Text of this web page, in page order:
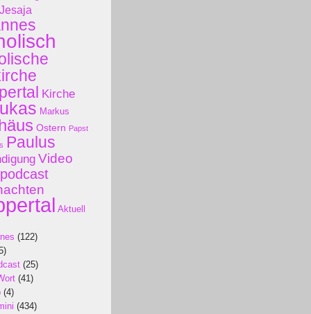
Jesaja
Kirche
Markus
Ostern Papst
Paulus
Video
Aktuell
(122)
(25)
(41)
(4)
(434)